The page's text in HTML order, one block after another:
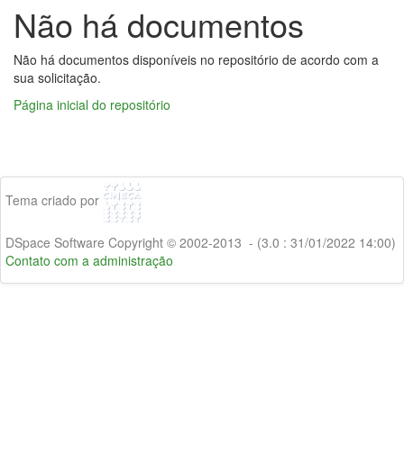
Não há documentos
Não há documentos disponíveis no repositório de acordo com a
sua solicitação.
Página inicial do repositório
Tema criado por
DSpace Software Copyright © 2002-2013 - (3.0 : 31/01/2022 14:00)
Contato com a administração